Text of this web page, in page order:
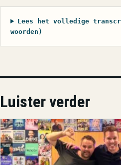
Lees het volledige
woorden)
Luister verder